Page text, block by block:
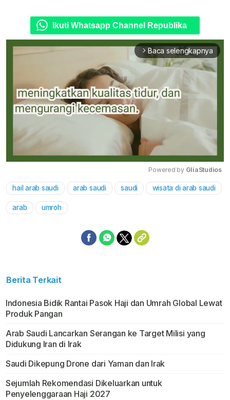
Ikuti Whatsapp Channel Republika
arrow_forward_ios Baca selengkapnya
Mute
Powered by GliaStudios
hail arab saudi arab saudi saudi wisata di arab saudi
arab umroh
Berita Terkait
Indonesia Bidik Rantai Pasok Haji dan Umrah Global Lewat
Produk Pangan
Arab Saudi Lancarkan Serangan ke Target Milisi yang
Didukung Iran di Irak
Saudi Dikepung Drone dari Yaman dan Irak
Sejumlah Rekomendasi Dikeluarkan untuk
Penyelenggaraan Haji 2027